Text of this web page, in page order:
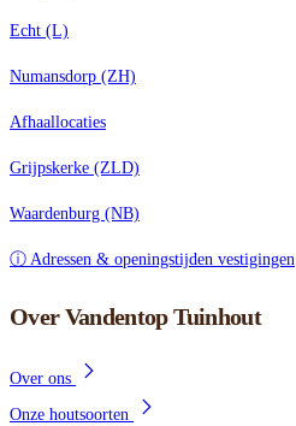
Echt (L)
Numansdorp (ZH)
Afhaallocaties
Grijpskerke (ZLD)
Waardenburg (NB)
ⓘ Adressen & openingstijden vestigingen
Over Vandentop Tuinhout
Over ons
Onze houtsoorten